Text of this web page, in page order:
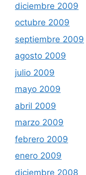
diciembre 2009
octubre 2009
septiembre 2009
agosto 2009
julio 2009
mayo 2009
abril 2009
marzo 2009
febrero 2009
enero 2009
diciembre 2008